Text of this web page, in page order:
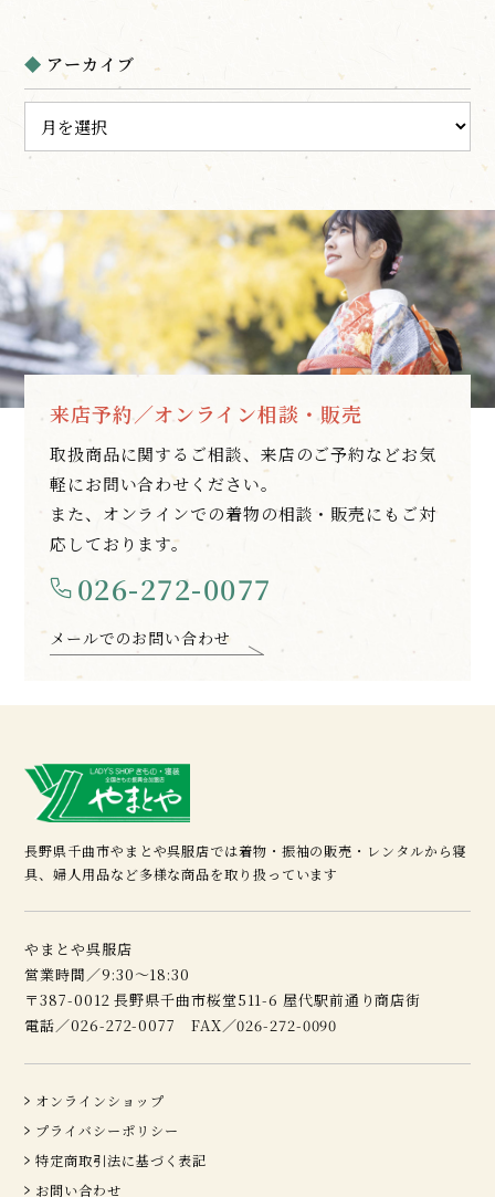
アーカイブ
来店予約／オンライン相談・販売
取扱商品に関するご相談、来店のご予約などお気
軽にお問い合わせください。
また、オンラインでの着物の相談・販売にもご対
応しております。
026-272-0077
メールでのお問い合わせ
長野県千曲市やまとや呉服店では着物・振袖の販売・レンタルから寝
具、婦人用品など多様な商品を取り扱っています
やまとや呉服店
営業時間／9:30～18:30
〒387-0012 長野県千曲市桜堂511-6 屋代駅前通り商店街
電話／026-272-0077 FAX／026-272-0090
オンラインショップ
プライバシーポリシー
特定商取引法に基づく表記
お問い合わせ